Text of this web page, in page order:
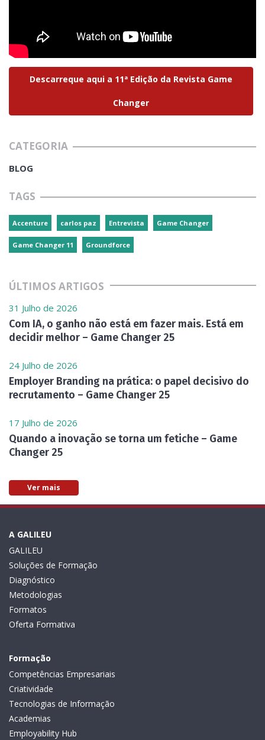
Descarreque aqui a 11ª Edição da Revista Game
Changer
CATEGORIA
BLOG
TAGS
Accenture carlos paz Entrevista Game Changer
Game Changer 11 Groundforce
ÚLTIMOS ARTIGOS
31 Julho de 2026
Com IA, o ganho não está em fazer mais. Está em
decidir melhor – Game Changer 25
24 Julho de 2026
Employer Branding na prática: o papel decisivo do
recrutamento – Game Changer 25
17 Julho de 2026
Quando a inovação se torna um fetiche – Game
Changer 25
Ver mais
A GALILEU
GALILEU
Soluções de Formação
Diagnóstico
Metodologias
Formatos
Oferta Formativa
Formação
Competências Empresariais
Criatividade
Tecnologias de Informação
Academias
Employability Hub